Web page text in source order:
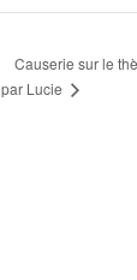
Causerie sur le
par Lucie